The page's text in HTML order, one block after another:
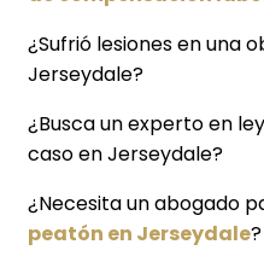
¿Sufrió lesiones en una
Jerseydale?
¿Busca un experto en
caso en Jerseydale?
¿Necesita un abogado
peatón en Jerseydale?